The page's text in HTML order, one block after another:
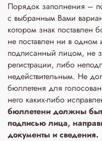
Порядок заполнения –
с выбранным Вами
котором знак поставлен
не поставлен ни в одном
подписанный лицом, не
регистрации, либо
недействительным. Не
бюллетеня для
него каких-либо
бюллетени должны
подписью лица,
документы и сведения.